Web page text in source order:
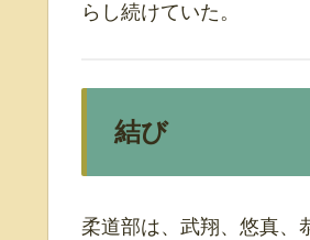
らし続けていた。
結び
柔道部は、武翔、悠真、